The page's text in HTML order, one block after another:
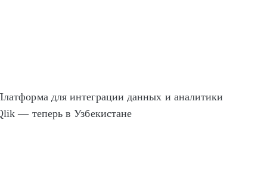
для интеграции данных и аналитики
— теперь в Узбекистане